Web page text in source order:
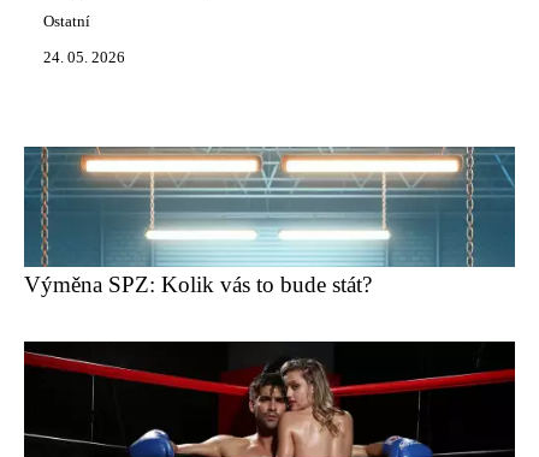
Ostatní
24. 05. 2026
Výměna SPZ: Kolik vás to bude stát?